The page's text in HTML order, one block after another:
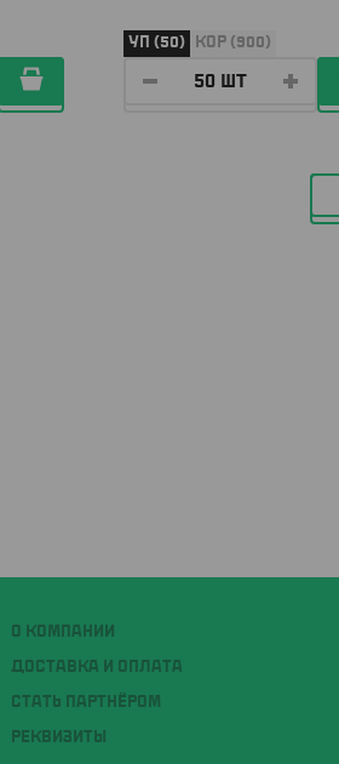
УП (50) КОР (900)
О КОМПАНИИ
ДОСТАВКА И ОПЛАТА
СТАТЬ ПАРТНЁРОМ
РЕКВИЗИТЫ